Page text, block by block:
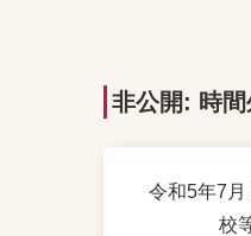
非公開: 時
令和5年7月
校